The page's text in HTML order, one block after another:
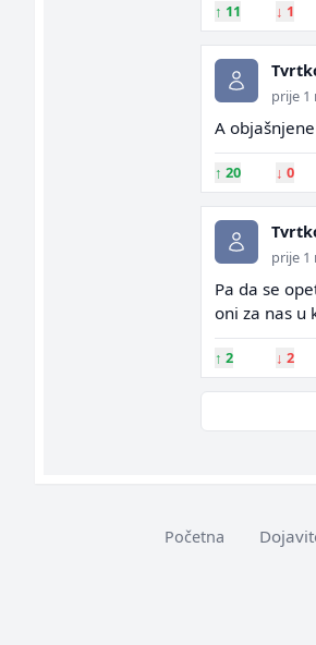
↑ 11 ↓ 1
prije 1
A
↑ 20 ↓ 0
prije 1
Pa da se
oni za nas u
↑ 2 ↓ 2
Početna